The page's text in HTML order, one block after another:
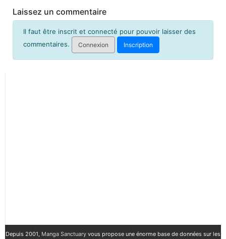
Laissez un commentaire
Il faut être inscrit et connecté pour pouvoir laisser des
commentaires.
Connexion Inscription
Depuis 2001, Manga Sanctuary vous propose une énorme base de données sur les